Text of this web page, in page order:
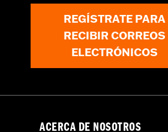
REGÍSTRATE PARA
RECIBIR CORREOS
ELECTRÓNICOS
ACERCA DE NOSOTROS